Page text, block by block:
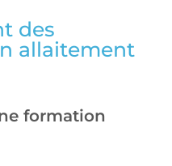
des
allaitement
formation